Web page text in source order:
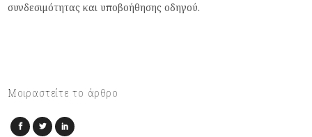
συνδεσιμότητας και υποβοήθησης οδηγού.
Μοιραστείτε το άρθρο